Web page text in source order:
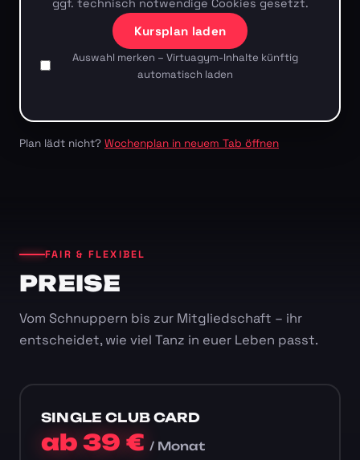
ggf. technisch notwendige Cookies gesetzt.
Kursplan laden
Auswahl merken – Virtuagym-Inhalte künftig
automatisch laden
Plan lädt nicht? Wochenplan in neuem Tab öffnen
FAIR & FLEXIBEL
PREISE
Vom Schnuppern bis zur Mitgliedschaft – ihr
entscheidet, wie viel Tanz in euer Leben passt.
SINGLE CLUB CARD
ab 39 €/ Monat